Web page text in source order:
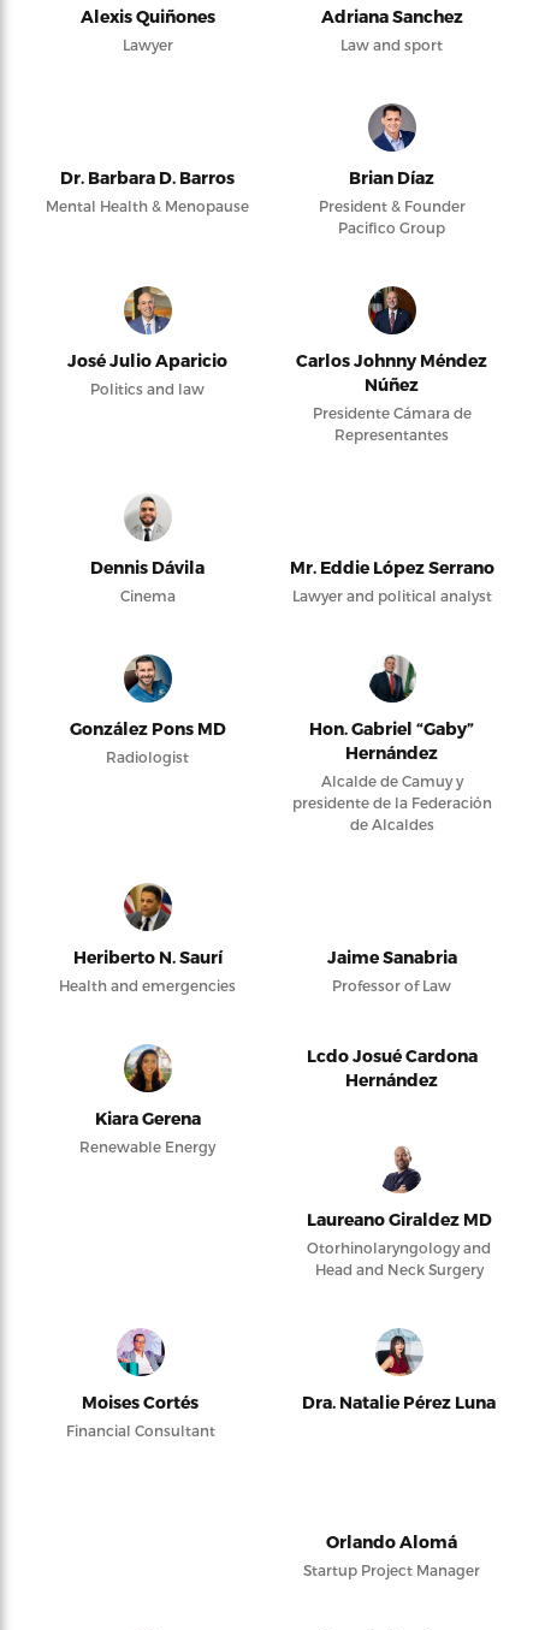
Alexis Quiñones
Lawyer
Adriana Sanchez
Law and sport
Dr. Barbara D. Barros
Mental Health & Menopause
Brian Díaz
President & Founder
Pacifico Group
José Julio Aparicio
Politics and law
Carlos Johnny Méndez
Núñez
Presidente Cámara de
Representantes
Dennis Dávila
Cinema
Mr. Eddie López Serrano
Lawyer and political analyst
González Pons MD
Radiologist
Hon. Gabriel “Gaby”
Hernández
Alcalde de Camuy y
presidente de la Federación
de Alcaldes
Heriberto N. Saurí
Health and emergencies
Jaime Sanabria
Professor of Law
Kiara Gerena
Renewable Energy
Lcdo Josué Cardona
Hernández
Laureano Giraldez MD
Otorhinolaryngology and
Head and Neck Surgery
Moises Cortés
Financial Consultant
Dra. Natalie Pérez Luna
Orlando Alomá
Startup Project Manager